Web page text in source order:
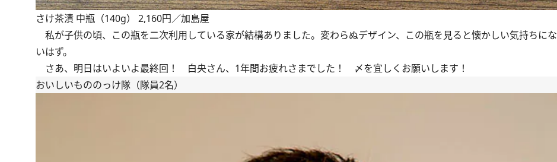
さけ茶漬 中瓶（140g） 2,160円／加島屋
私が子供の頃、この瓶を二次利用している家が結構ありました。変わらぬデザイン、この瓶を見ると懐かしい気持ちに
いはず。
さあ、明日はいよいよ最終回！ 白央さん、1年間お疲れさまでした！ 〆を宜しくお願いします！
おいしいもののっけ隊（隊員2名）